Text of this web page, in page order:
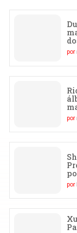
por
por
por